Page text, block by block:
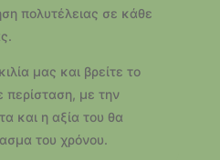
πολυτέλειας σε κάθε
μας και βρείτε το
περίσταση, με την
και η αξία του θα
του χρόνου.